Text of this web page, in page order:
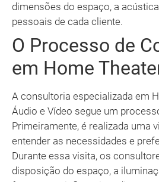
dimensões do espaço, a
pessoais de cada cliente.
O Processo de
em Home
A consultoria especializada em
Áudio e Vídeo segue um
Primeiramente, é realizada uma
entender as necessidades e
Durante essa visita, os
disposição do espaço, a